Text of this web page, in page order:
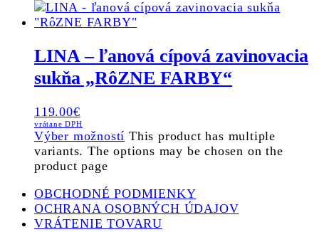
LINA – ľanová cípová zavinovacia
sukňa „RôZNE FARBY“
119.00€
vrátane DPH
Výber možností This product has multiple
variants. The options may be chosen on the
product page
OBCHODNÉ PODMIENKY
OCHRANA OSOBNÝCH ÚDAJOV
VRÁTENIE TOVARU